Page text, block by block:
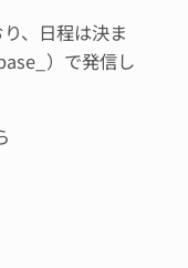
、日程は決ま
）で発信し